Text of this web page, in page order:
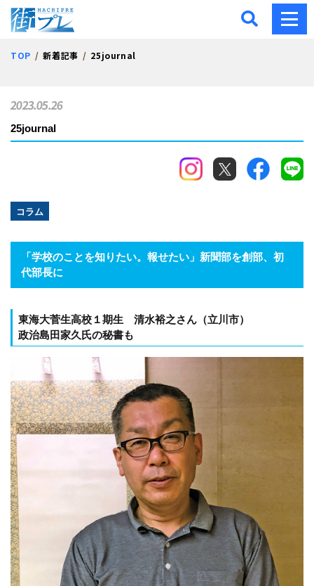
街プレ -東京・西多摩の
TOP 新着記事 25journal
25journal
コラム
2023.05.26
「学校のことを知りたい。報せたい」新聞部を創部、初
代部長に
東海大菅生高校１期生 清水裕之さん（立川市）
政治島田家久氏の秘書も